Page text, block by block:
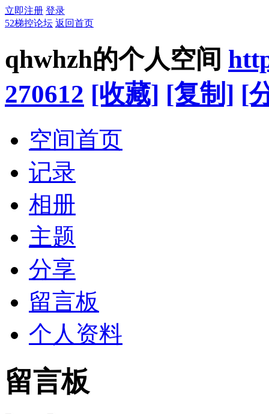
立即注册 登录
52梯控论坛 返回首页
qhwhzh的个人空间
270612 [收藏] [复制] [
空间首页
记录
相册
主题
分享
留言板
个人资料
留言板